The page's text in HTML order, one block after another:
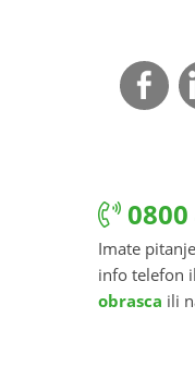
Imate
info telefon
obrasca ili